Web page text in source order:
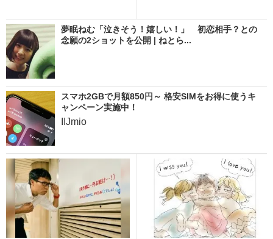
夢眠ねむ「泣きそう！嬉しい！」 初恋相手？との
念願の2ショットを公開 | ねとら...
スマホ2GBで月額850円～ 格安SIMをお得に使うキ
ャンペーン実施中！
IIJmio